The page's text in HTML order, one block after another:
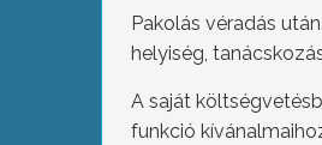
Pakolás véradás
helyiség,
A saját
funkció